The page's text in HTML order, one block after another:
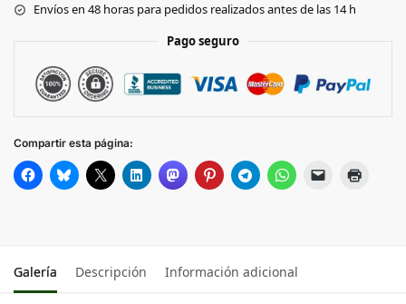
Envíos en 48 horas para pedidos realizados antes de las 14 h
Pago seguro
Compartir esta página:
Galería Descripción Información adicional